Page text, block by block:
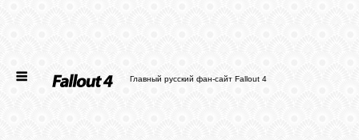
ФОТО
Главный русский фан-сайт Fallout 4